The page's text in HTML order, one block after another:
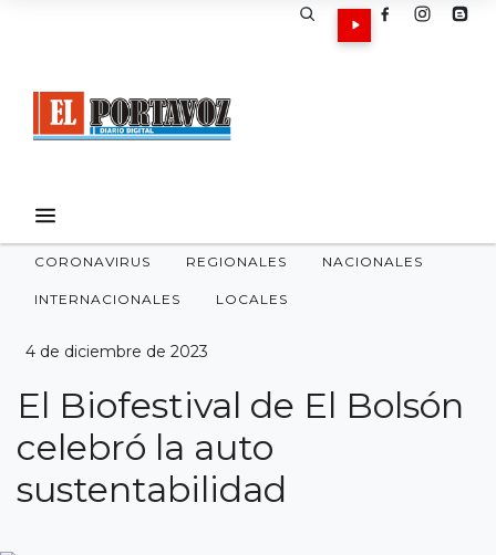
CORONAVIRUS REGIONALES NACIONALES
INTERNACIONALES LOCALES
4 de diciembre de 2023
El Biofestival de El Bolsón
celebró la auto
sustentabilidad